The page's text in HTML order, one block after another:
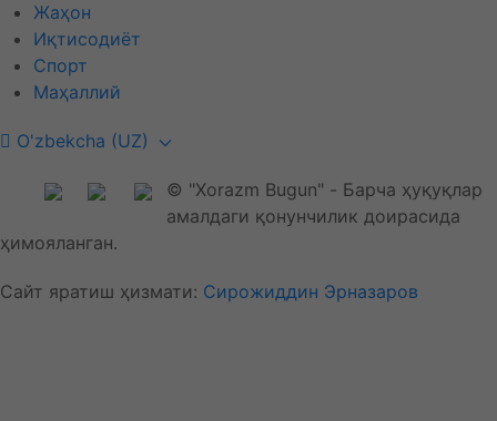
Жаҳон
Иқтисодиёт
Спорт
Маҳаллий
O'zbekcha (UZ)
© "Xorazm Bugun" - Барча ҳуқуқлар
амалдаги қонунчилик доирасида
ҳимояланган.
Сайт яратиш ҳизмати: Сирожиддин Эрназаров